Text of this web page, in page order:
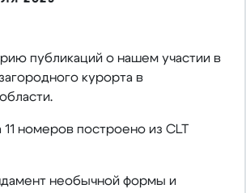
публикаций о нашем участии в
курорта в
11 номеров построено из CLT
необычной формы и